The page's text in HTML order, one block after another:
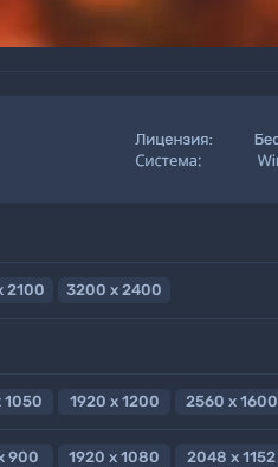
2100 3200 x 2400
1050 1920 x 1200 2560 x 1600
900 1920 x 1080 2048 x 1152